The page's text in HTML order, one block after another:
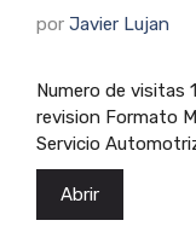
por Javier Lujan
Numero de visitas
revision Formato
Servicio
Abrir